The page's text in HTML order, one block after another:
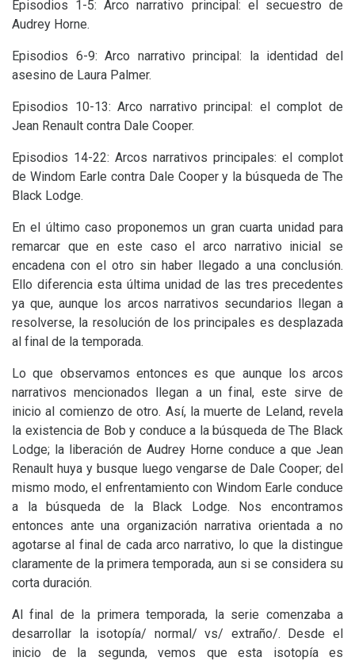
Episodios 1-5: Arco narrativo principal: el secuestro de
Audrey Horne.
Episodios 6-9: Arco narrativo principal: la identidad del
asesino de Laura Palmer.
Episodios 10-13: Arco narrativo principal: el complot de
Jean Renault contra Dale Cooper.
Episodios 14-22: Arcos narrativos principales: el complot
de Windom Earle contra Dale Cooper y la búsqueda de The
Black Lodge.
En el último caso proponemos un gran cuarta unidad para
remarcar que en este caso el arco narrativo inicial se
encadena con el otro sin haber llegado a una conclusión.
Ello diferencia esta última unidad de las tres precedentes
ya que, aunque los arcos narrativos secundarios llegan a
resolverse, la resolución de los principales es desplazada
al final de la temporada.
Lo que observamos entonces es que aunque los arcos
narrativos mencionados llegan a un final, este sirve de
inicio al comienzo de otro. Así, la muerte de Leland, revela
la existencia de Bob y conduce a la búsqueda de The Black
Lodge; la liberación de Audrey Horne conduce a que Jean
Renault huya y busque luego vengarse de Dale Cooper; del
mismo modo, el enfrentamiento con Windom Earle conduce
a la búsqueda de la Black Lodge. Nos encontramos
entonces ante una organización narrativa orientada a no
agotarse al final de cada arco narrativo, lo que la distingue
claramente de la primera temporada, aun si se considera su
corta duración.
Al final de la primera temporada, la serie comenzaba a
desarrollar la isotopía/ normal/ vs/ extraño/. Desde el
inicio de la segunda, vemos que esta isotopía es